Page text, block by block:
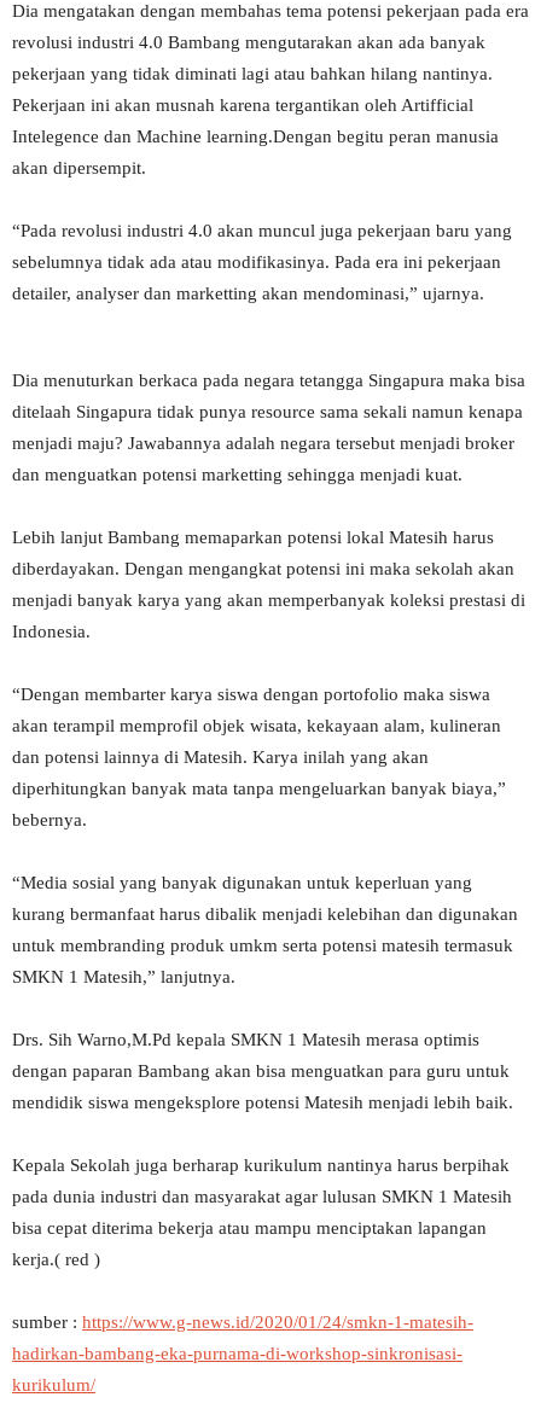
Dia mengatakan dengan membahas tema potensi pekerjaan pada era
revolusi industri 4.0 Bambang mengutarakan akan ada banyak
pekerjaan yang tidak diminati lagi atau bahkan hilang nantinya.
Pekerjaan ini akan musnah karena tergantikan oleh Artifficial
Intelegence dan Machine learning.Dengan begitu peran manusia
akan dipersempit.
“Pada revolusi industri 4.0 akan muncul juga pekerjaan baru yang
sebelumnya tidak ada atau modifikasinya. Pada era ini pekerjaan
detailer, analyser dan marketting akan mendominasi,” ujarnya.
Dia menuturkan berkaca pada negara tetangga Singapura maka bisa
ditelaah Singapura tidak punya resource sama sekali namun kenapa
menjadi maju? Jawabannya adalah negara tersebut menjadi broker
dan menguatkan potensi marketting sehingga menjadi kuat.
Lebih lanjut Bambang memaparkan potensi lokal Matesih harus
diberdayakan. Dengan mengangkat potensi ini maka sekolah akan
menjadi banyak karya yang akan memperbanyak koleksi prestasi di
Indonesia.
“Dengan membarter karya siswa dengan portofolio maka siswa
akan terampil memprofil objek wisata, kekayaan alam, kulineran
dan potensi lainnya di Matesih. Karya inilah yang akan
diperhitungkan banyak mata tanpa mengeluarkan banyak biaya,”
bebernya.
“Media sosial yang banyak digunakan untuk keperluan yang
kurang bermanfaat harus dibalik menjadi kelebihan dan digunakan
untuk membranding produk umkm serta potensi matesih termasuk
SMKN 1 Matesih,” lanjutnya.
Drs. Sih Warno,M.Pd kepala SMKN 1 Matesih merasa optimis
dengan paparan Bambang akan bisa menguatkan para guru untuk
mendidik siswa mengeksplore potensi Matesih menjadi lebih baik.
Kepala Sekolah juga berharap kurikulum nantinya harus berpihak
pada dunia industri dan masyarakat agar lulusan SMKN 1 Matesih
bisa cepat diterima bekerja atau mampu menciptakan lapangan
kerja.( red )
sumber : https://www.g-news.id/2020/01/24/smkn-1-matesih-
hadirkan-bambang-eka-purnama-di-workshop-sinkronisasi-
kurikulum/